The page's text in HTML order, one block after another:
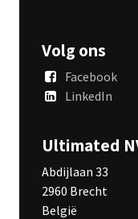
Volg ons
Facebook
LinkedIn
Ultimated
Abdijlaan 33
2960 Brecht
België